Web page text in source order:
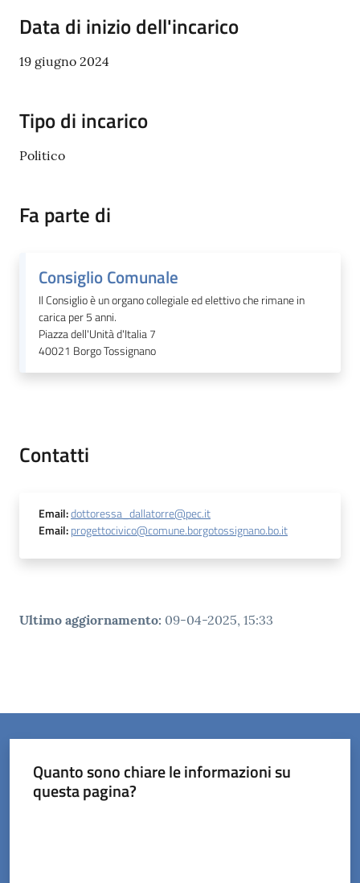
Servizi
on-
line
Prenotazioni
Tutti
Data di inizio dell'incarico
19 giugno 2024
Tipo di incarico
Politico
Fa parte di
Consiglio Comunale
Il Consiglio è un organo collegiale ed elettivo che rimane in
carica per 5 anni.
Piazza dell'Unità d'Italia 7
40021 Borgo Tossignano
Contatti
Email:dottoressa_dallatorre@pec.it
Email:progettocivico@comune.borgotossignano.bo.it
Ultimo aggiornamento: 09-04-2025, 15:33
Quanto sono chiare le informazioni su
questa pagina?